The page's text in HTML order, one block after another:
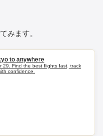
みます。
to anywhere
29. Find the best flights fast, track
confidence.